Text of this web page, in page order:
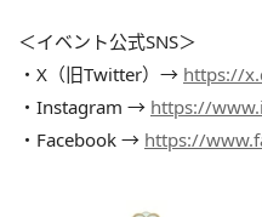
＜イベント公式SNS＞
・X（旧Twitter）→ https://
・Instagram → https://
・Facebook → https://